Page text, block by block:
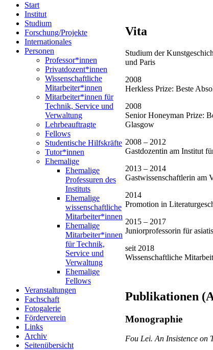
Start
Institut
Studium
Forschung/Projekte
Internationales
Personen
Professor*innen
Privatdozent*innen
Wissenschaftliche
Mitarbeiter*innen
Mitarbeiter*innen für
Technik, Service und
Verwaltung
Lehrbeauftragte
Fellows
Studentische Hilfskräfte
Tutor*innen
Ehemalige
Ehemalige
Professuren des
Instituts
Ehemalige
wissenschaftliche
Mitarbeiter*innen
Ehemalige
Mitarbeiter*innen
für Technik,
Service und
Verwaltung
Ehemalige
Fellows
Veranstaltungen
Fachschaft
Fotogalerie
Förderverein
Links
Archiv
Seitenübersicht
Vita
Studium der
und Paris
2008
Herkless Prize: Beste
2008
Senior Honeyman Prize:
Glasgow
2008 – 2012
Gastdozentin am Institut
2013 – 2014
Gastwissenschaftlerin am
2014
Promotion in
2015 – 2017
Juniorprofessorin für
seit 2018
Wissenschaftliche
Publikationen
Monographie
Fou Lei.An Insistence on